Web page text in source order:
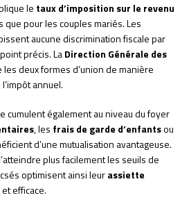
le taux d’imposition sur le revenu
pour les couples mariés. Les
aucune discrimination fiscale par
précis. LaDirection Générale des
les deux formes d’union de manière
annuel.
cumulent également au niveau du foyer
, les frais de garde d’enfantsou
d’une mutualisation avantageuse.
plus facilement les seuils de
optimisent ainsi leurassiette
efficace.